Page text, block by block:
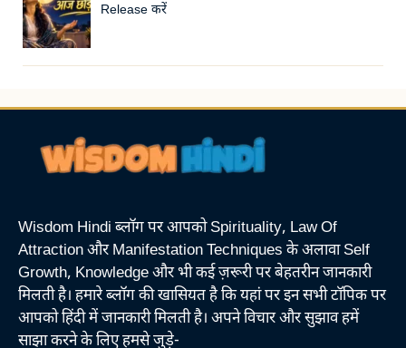
Release करें
Wisdom Hindi ब्लॉग पर आपको Spirituality, Law Of
Attraction और Manifestation Techniques के अलावा Self
Growth, Knowledge और भी कई ज़रूरी पर बेहतरीन जानकारी
मिलती है। हमारे ब्लॉग की खासियत है कि यहां पर इन सभी टॉपिक पर
आपको हिंदी में जानकारी मिलती है। अपने विचार और सुझाव हमें
साझा करने के लिए हमसे जुड़े-